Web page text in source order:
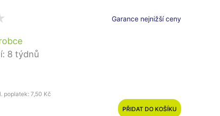
Garance nejnižší ceny
8 týdnů
poplatek: 7,50 Kč
PŘIDAT DO KOŠÍKU